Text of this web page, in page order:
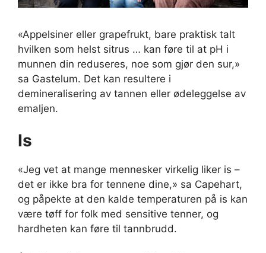
«Appelsiner eller grapefrukt, bare praktisk talt
hvilken som helst sitrus … kan føre til at pH i
munnen din reduseres, noe som gjør den sur,»
sa Gastelum. Det kan resultere i
demineralisering av tannen eller ødeleggelse av
emaljen.
Is
«Jeg vet at mange mennesker virkelig liker is –
det er ikke bra for tennene dine,» sa Capehart,
og påpekte at den kalde temperaturen på is kan
være tøff for folk med sensitive tenner, og
hardheten kan føre til tannbrudd.